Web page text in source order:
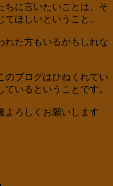
ちに言いたいことは、そ
ほしいということ。
れた方もいるかもしれな
のブログはひねくれてい
いるということです。
よろしくお願いします